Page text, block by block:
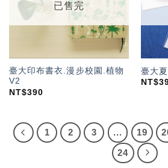
已售完
臺大印布書衣.漫步校園.植物
V2
NT$390
臺大
NT$
1 2 3 ... 19
24